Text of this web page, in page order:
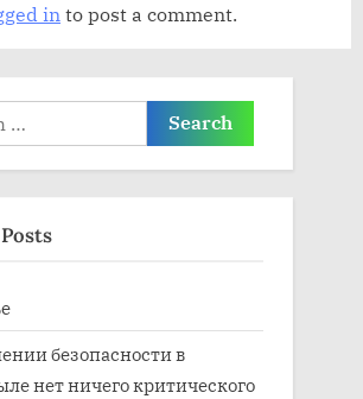
in to post a comment.
безопасности в
нет ничего критического